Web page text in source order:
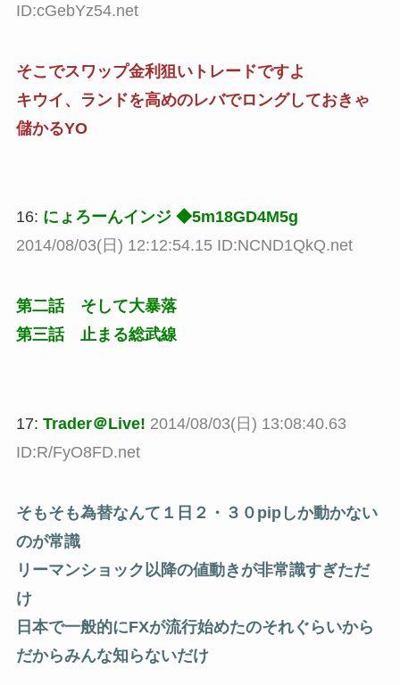
ID:cGebYz54.net
そこでスワップ金利狙いトレードですよ
キウイ、ランドを高めのレバでロングしておきゃ
儲かるYO
16: にょろーんインジ ◆5m18GD4M5g
2014/08/03(日) 12:12:54.15 ID:NCND1QkQ.net
第二話 そして大暴落
第三話 止まる総武線
17: Trader＠Live! 2014/08/03(日) 13:08:40.63
ID:R/FyO8FD.net
そもそも為替なんて１日２・３０pipしか動かない
のが常識
リーマンショック以降の値動きが非常識すぎただ
け
日本で一般的にFXが流行始めたのそれぐらいから
だからみんな知らないだけ